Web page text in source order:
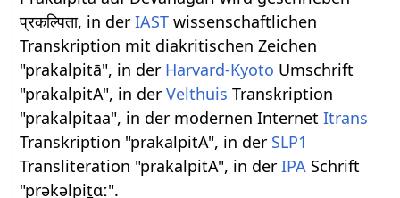
प्रकल्पिता, in derIAST wissenschaftlichen
Transkription mit diakritischen Zeichen
"prakalpitā", in der Harvard-Kyoto Umschrift
"prakalpitA", in derVelthuis Transkription
"prakalpitaa", in der modernen InternetItrans
Transkription "prakalpitA", in der SLP1
Transliteration "prakalpitA", in derIPA Schrift
"prəkəlpit̪ɑː".